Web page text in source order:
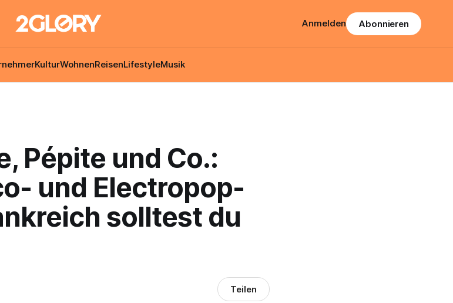
KulturWohnenReisenLifestyleMusik
Anmelden Abonnieren
Pépite und Co.:
und Electropop-
solltest du
Teilen